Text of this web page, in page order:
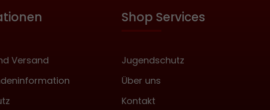
Versand
Shop Services
Jugendschutz
Über uns
Kontakt